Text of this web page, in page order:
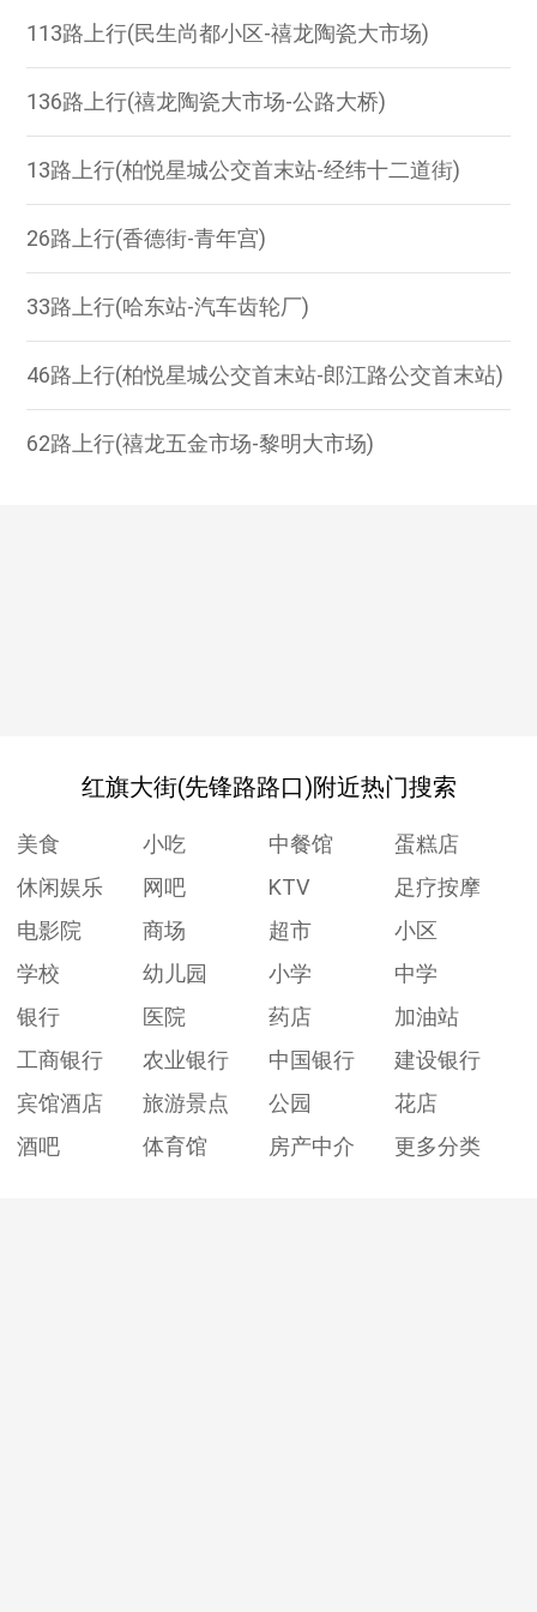
113路上行(民生尚都小区-禧龙陶瓷大市场)
136路上行(禧龙陶瓷大市场-公路大桥)
13路上行(柏悦星城公交首末站-经纬十二道街)
26路上行(香德街-青年宫)
33路上行(哈东站-汽车齿轮厂)
46路上行(柏悦星城公交首末站-郎江路公交首末站)
62路上行(禧龙五金市场-黎明大市场)
红旗大街(先锋路路口)附近热门搜索
美食 小吃 中餐馆
蛋糕店
休闲娱乐
网吧 KTV
足疗按摩
电影院
商场 超市
小区
学校
幼儿园 小学
中学
银行
医院 药店
加油站
工商银行
农业银行 中国银行
建设银行
宾馆酒店
旅游景点 公园
花店
酒吧
体育馆 房产中介 更多分类